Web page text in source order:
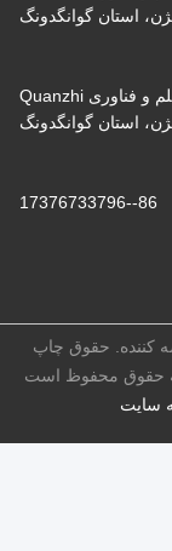
2K، طبقه دوم، ساختمان 1، پارک نوآوری علم و فناوری Quanzhi
86--17376733796
سایت
کننده. حقوق چاپ